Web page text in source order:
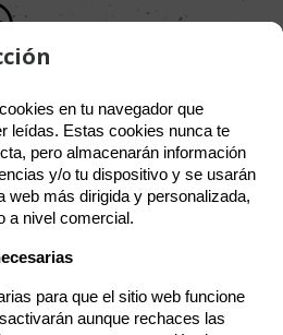
de Cookies
otras de terceros que analizan
para mejorar la experiencia
comerciales personalizadas o
de navegación. Pulse el botón
para poder bloquearlas.
nuestra Política de Cookies.
en tu navegador que
leídas. Estas cookies nunca te
pero almacenarán información
y/o tu dispositivo y se usarán
web más dirigida y personalizada,
a nivel comercial.
para que el sitio web funcione
aunque rechaces las